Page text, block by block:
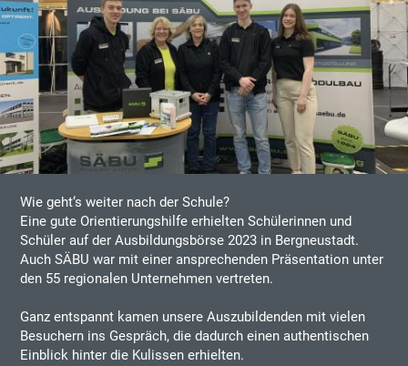
Wie geht‘s weiter nach der Schule?
Eine gute Orientierungshilfe erhielten Schülerinnen und
Schüler auf der Ausbildungsbörse 2023 in Bergneustadt.
Auch SÄBU war mit einer ansprechenden Präsentation unter
den 55 regionalen Unternehmen vertreten.
Ganz entspannt kamen unsere Auszubildenden mit vielen
Besuchern ins Gespräch, die dadurch einen authentischen
Einblick hinter die Kulissen erhielten.